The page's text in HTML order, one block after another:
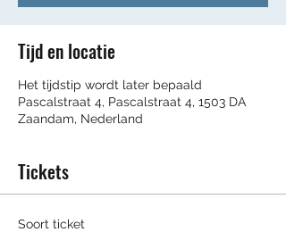
Tijd en locatie
Het tijdstip wordt later bepaald
Pascalstraat 4, Pascalstraat 4, 1503 DA
Zaandam, Nederland
Tickets
Soort ticket